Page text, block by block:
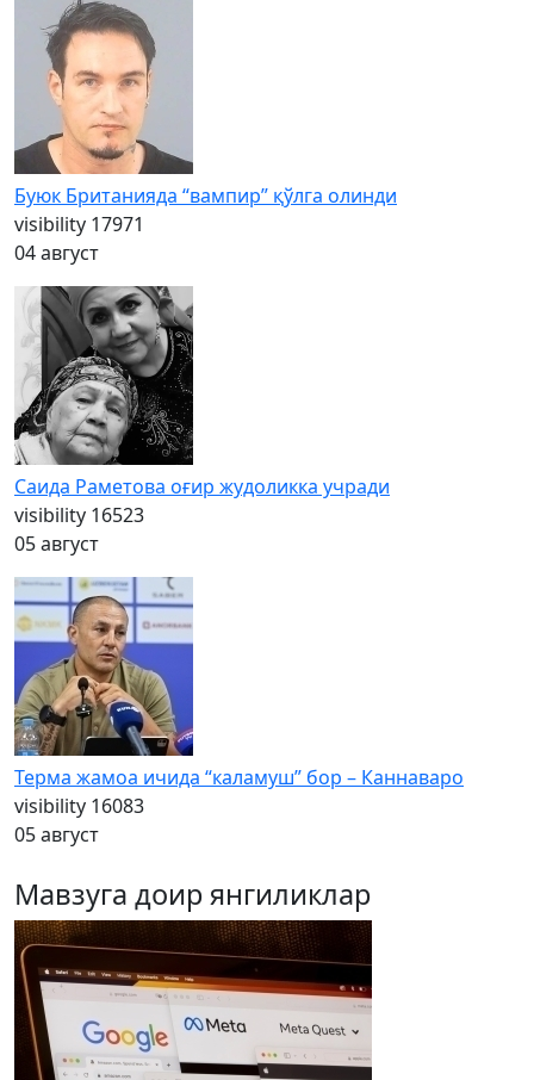
Буюк Британияда “вампир” қўлга олинди
visibility 17971
04 август
Саида Раметова оғир жудоликка учради
visibility 16523
05 август
Терма жамоа ичида “каламуш” бор – Каннаваро
visibility 16083
05 август
Мавзуга доир янгиликлар